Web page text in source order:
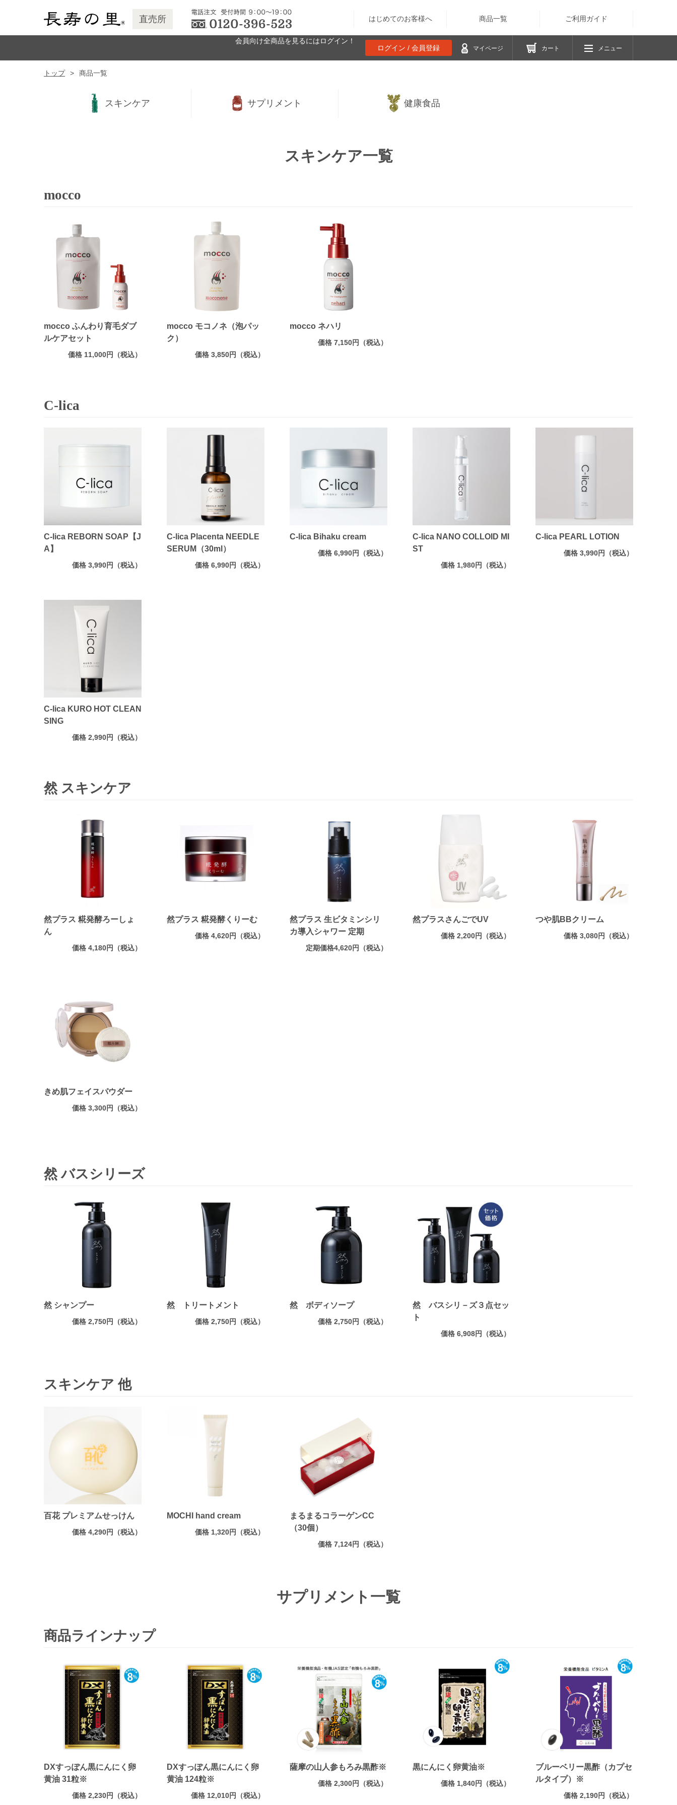
直売所 はじめてのお客様へ 商品一覧 ご利用ガイド
会員向け全商品を見るにはログイン！
ログイン / 会員登録
マイページ カート メニュー
トップ 商品一覧
スキンケア サプリメント 健康食品
スキンケア一覧
mocco
mocco ふんわり育毛ダブ
ルケアセット
価格 11,000円（税込）
mocco モコノネ（泡パッ
ク）
価格 3,850円（税込）
mocco ネハリ
価格 7,150円（税込）
C-lica
C-lica REBORN SOAP【J
A】
価格 3,990円（税込）
C-lica Placenta NEEDLE
SERUM（30ml）
価格 6,990円（税込）
C-lica Bihaku cream
価格 6,990円（税込）
C-lica NANO COLLOID MI
ST
価格 1,980円（税込）
C-lica PEARL LOTION
価格 3,990円（税込）
C-lica KURO HOT CLEAN
SING
価格 2,990円（税込）
然 スキンケア
然プラス 糀発酵ろーしょ
ん
価格 4,180円（税込）
然プラス 糀発酵くりーむ
価格 4,620円（税込）
然プラス 生ビタミンシリ
カ導入シャワー 定期
定期価格4,620円（税込）
然プラスさんごでUV
価格 2,200円（税込）
つや肌BBクリーム
価格 3,080円（税込）
きめ肌フェイスパウダー
価格 3,300円（税込）
然 バスシリーズ
然 シャンプー
価格 2,750円（税込）
然 トリートメント
価格 2,750円（税込）
然 ボディソープ
価格 2,750円（税込）
然 バスシリ－ズ３点セッ
ト
価格 6,908円（税込）
スキンケア 他
百花 プレミアムせっけん
価格 4,290円（税込）
MOCHI hand cream
価格 1,320円（税込）
まるまるコラーゲンCC
（30個）
価格 7,124円（税込）
サプリメント一覧
商品ラインナップ
DXすっぽん黒にんにく卵
黄油 31粒※
価格 2,230円（税込）
DXすっぽん黒にんにく卵
黄油 124粒※
価格 12,010円（税込）
薩摩の山人参もろみ黒酢※
価格 2,300円（税込）
黒にんにく卵黄油※
価格 1,840円（税込）
ブルーベリー黒酢（カプセ
ルタイプ）※
価格 2,190円（税込）